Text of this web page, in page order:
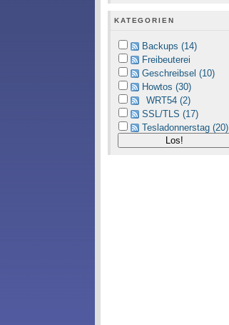
KATEGORIEN
Backups (14)
Freibeuterei
Geschreibsel (10)
Howtos (30)
WRT54 (2)
SSL/TLS (17)
Tesladonnerstag (20)